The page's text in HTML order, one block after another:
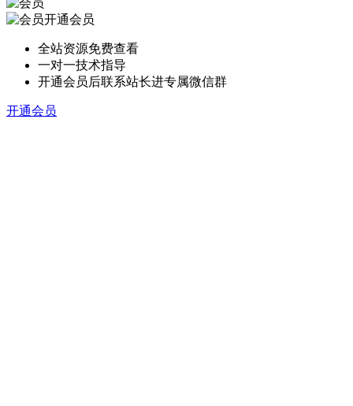
开通会员
全站资源免费查看
一对一技术指导
开通会员后联系站长进专属微信群
开通会员